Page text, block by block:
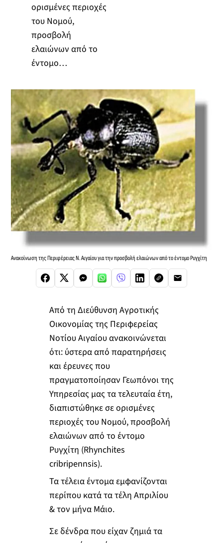
ορισμένες περιοχές
του Νομού,
προσβολή
ελαιώνων από το
έντομο…
Ανακοίνωση της Περιφέρειας Ν. Αιγαίου για την προσβολή ελαιώνων από το έντομο Ρυγχίτη
Από τη Διεύθυνση Αγροτικής
Οικονομίας της Περιφερείας
Νοτίου Αιγαίου ανακοινώνεται
ότι: ύστερα από παρατηρήσεις
και έρευνες που
πραγματοποίησαν Γεωπόνοι της
Υπηρεσίας μας τα τελευταία έτη,
διαπιστώθηκε σε ορισμένες
περιοχές του Νομού, προσβολή
ελαιώνων από το έντομο
Ρυγχίτη (Rhynchites
cribripennsis).
Τα τέλεια έντομα εμφανίζονται
περίπου κατά τα τέλη Απριλίου
& τον μήνα Μάιο.
Σε δένδρα που είχαν ζημιά τα